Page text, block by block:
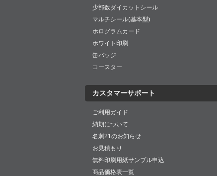
少部数ダイカットシール
マルチシール(基本型)
ホログラムカード
ホワイト印刷
缶バッジ
コースター
カスタマーサポート
ご利用ガイド
納期について
名刺21のお知らせ
お見積もり
無料印刷用紙サンプル申込
商品価格表一覧